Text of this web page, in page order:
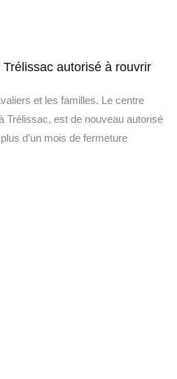
autorisé à rouvrir
et les familles. Le centre
Trélissac, est de nouveau autorisé
d’un mois de fermeture